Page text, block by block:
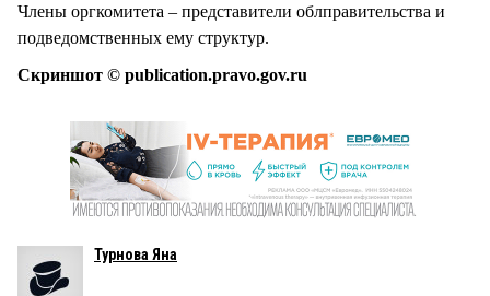
Члены оргкомитета – представители облправительства и
подведомственных ему структур.
Скриншот © publication.pravo.gov.ru
Турнова Яна